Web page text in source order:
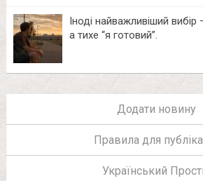
Іноді найважливіший
а тихе “я готовий”.
Додати новину
Правила для
Український